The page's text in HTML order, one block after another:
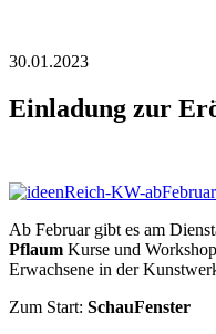
30.01.2023
Einladung zur
Ab Februar gibt es am
Pflaum Kurse und
Erwachsene in der
Zum Start: SchauFenster